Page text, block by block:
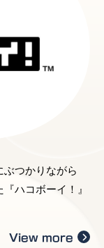
つかりながら
ハコボーイ！』
View more